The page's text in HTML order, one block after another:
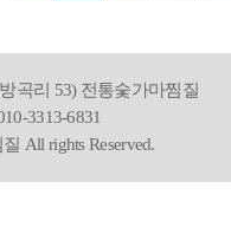
곡리 53) 전통숯가마찜질
3313-6831
All rights Reserved.